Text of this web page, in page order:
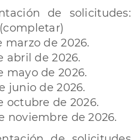
de solicitudes:
marzo de 2026.
abril de 2026.
mayo de 2026.
junio de 2026.
octubre de 2026.
noviembre de 2026.